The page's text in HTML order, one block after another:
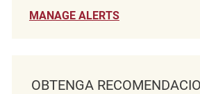
MANAGE ALERTS
OBTENGA